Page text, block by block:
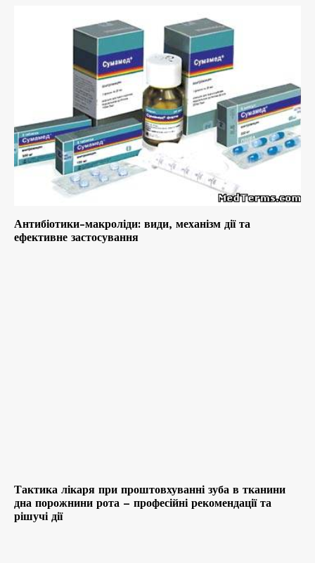
Антибіотики-макроліди: види, механізм дії та
ефективне застосування
Тактика лікаря при проштовхуванні зуба в тканини
дна порожнини рота – професійні рекомендації та
рішучі дії